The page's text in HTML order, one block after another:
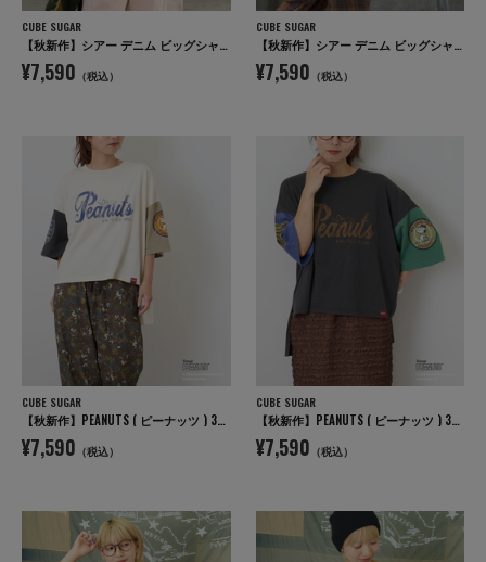
CUBE SUGAR
【秋新作】シアー デニム ビッグシャツ
¥7,590 （税込）
CUBE SUGAR
【秋新作】シアー デニム ビッグシャツ
¥7,590 （税込）
CUBE SUGAR
【秋新作】PEANUTS ( ピーナッツ ) 32/-スラブ天竺 配色 ワイド Tシャツ
¥7,590 （税込）
CUBE SUGAR
【秋新作】PEANUTS ( ピーナッツ ) 32/-スラブ天竺 配色 ワイド Tシャツ
¥7,590 （税込）